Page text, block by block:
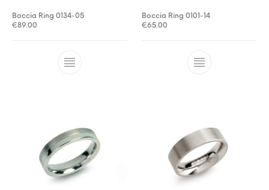
Boccia Ring 0134-05
€89.00
Boccia Ring 0101-14
€65.00